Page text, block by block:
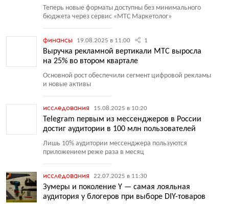
Теперь новые форматы доступны без минимального
бюджета через сервис «МТС Маркетолог»
финансы 19.08.2025 в 11:00 1
Выручка рекламной вертикали МТС выросла
на 25% во втором квартале
Основной рост обеспечили сегмент цифровой рекламы
и новые активы
исследования 15.08.2025 в 10:20
Telegram первым из мессенджеров в России
достиг аудитории в 100 млн пользователей
Лишь 10% аудитории мессенджера пользуются
приложением реже раза в месяц
исследования 22.07.2025 в 11:30
Зумеры и поколение Y — самая лояльная
аудитория у блогеров при выборе DIY-товаров